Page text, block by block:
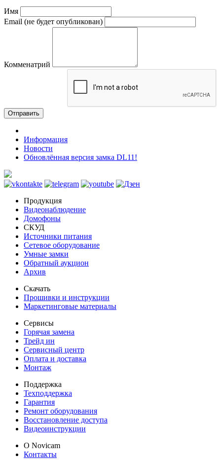
Имя
Email (не будет опубликован)
Комменатрий
Отправить
Информация
Новости
Обновлённая версия замка DL11!
Продукция
Видеонаблюдение
Домофоны
СКУД
Источники питания
Сетевое оборудование
Умные замки
Обратный аукцион
Архив
Скачать
Прошивки и инструкции
Маркетинговые материалы
Сервисы
Горячая замена
Трейд ин
Сервисный центр
Оплата и доставка
Монтаж
Поддержка
Техподдержка
Гарантия
Ремонт оборудования
Восстановление доступа
Видеоинструкции
О Novicam
Контакты